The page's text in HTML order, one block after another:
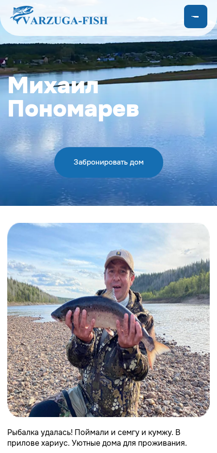
Михаил
Пономарев
Забронировать дом
Рыбалка удалась! Поймали и семгу и кумжу. В
прилове хариус. Уютные дома для проживания.